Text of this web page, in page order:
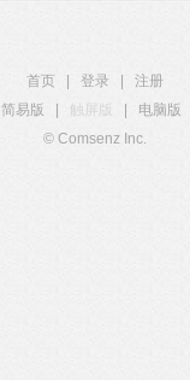
首页 登录
注册
简易版
触屏版 电脑版
© Comsenz Inc.